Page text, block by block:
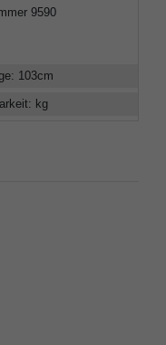
9590
: 103cm
: kg